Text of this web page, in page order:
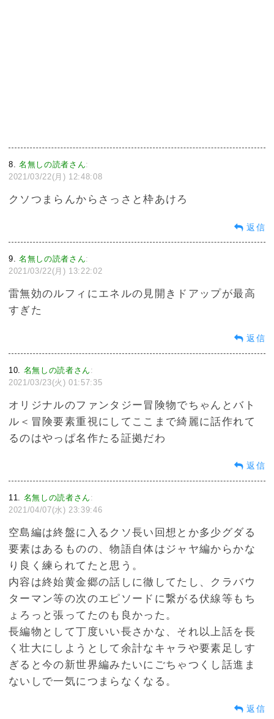
8 名無しの読者さん:
2021/03/22(月) 12:48:08
クソつまらんからさっさと枠あけろ
返信
9 名無しの読者さん:
2021/03/22(月) 13:22:02
雷無効のルフィにエネルの見開きドアップが最高
すぎた
返信
10 名無しの読者さん :
2021/03/23(火) 01:57:35
オリジナルのファンタジー冒険物でちゃんとバト
ル＜冒険要素重視にしてここまで綺麗に話作れて
るのはやっぱ名作たる証拠だわ
返信
11 名無しの読者さん :
2021/04/07(水) 23:39:46
空島編は終盤に入るクソ長い回想とか多少グダる
要素はあるものの、物語自体はジャヤ編からかな
り良く練られてたと思う。
内容は終始黄金郷の話しに徹してたし、クラバウ
ターマン等の次のエピソードに繋がる伏線等もち
ょろっと張ってたのも良かった。
長編物として丁度いい長さかな、それ以上話を長
く壮大にしようとして余計なキャラや要素足しす
ぎると今の新世界編みたいにごちゃつくし話進ま
ないしで一気につまらなくなる。
返信